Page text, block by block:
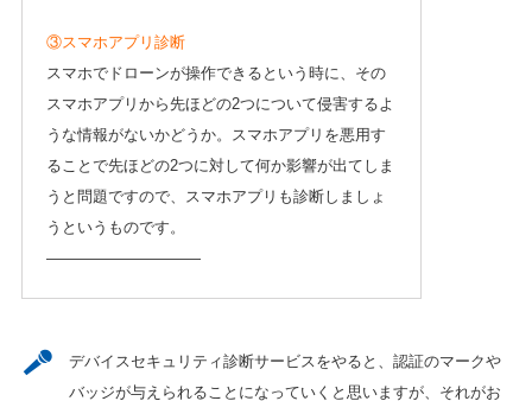
③スマホアプリ診断
スマホでドローンが操作できるという時に、その
スマホアプリから先ほどの2つについて侵害するよ
うな情報がないかどうか。スマホアプリを悪用す
ることで先ほどの2つに対して何か影響が出てしま
うと問題ですので、スマホアプリも診断しましょ
うというものです。
——————————
デバイスセキュリティ診断サービスをやると、認証のマークや
バッジが与えられることになっていくと思いますが、それがお